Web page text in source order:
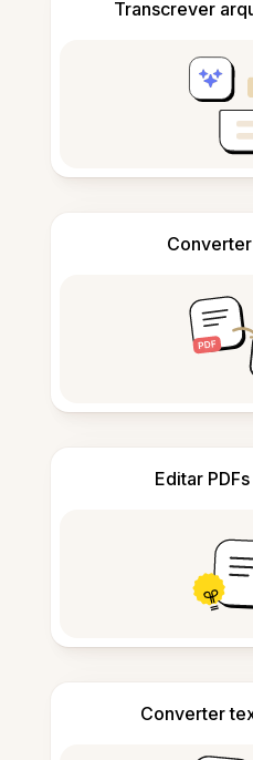
Transcrever
Editar
Converter